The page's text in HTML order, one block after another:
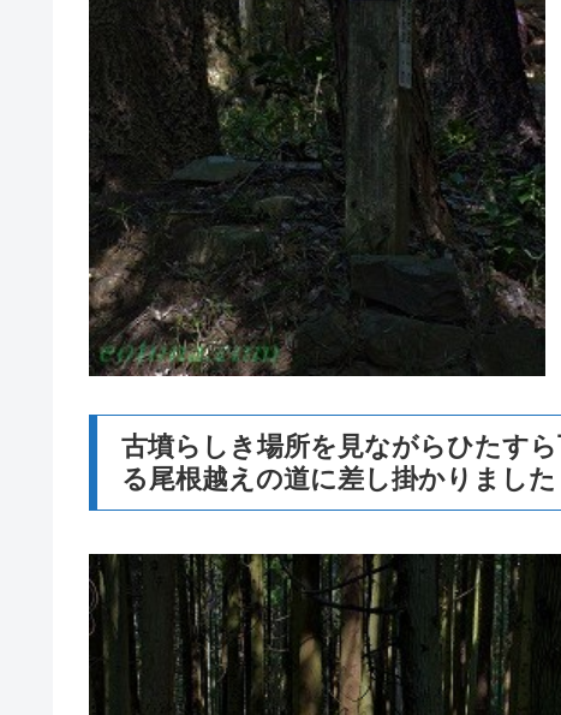
古墳らしき場所を見ながらひたす
る尾根越えの道に差し掛かりました